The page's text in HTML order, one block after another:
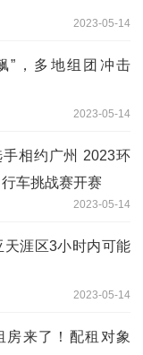
2023-05-14
”，多地组团冲击
2023-05-14
相约广州 2023环
车挑战赛开赛
2023-05-14
涯区3小时内可能
2023-05-14
房来了！配租对象